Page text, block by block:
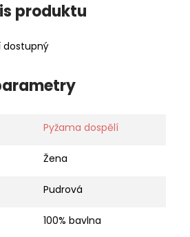
produktu
dostupný
Pyžama dospělí
Žena
Pudrová
100% bavlna